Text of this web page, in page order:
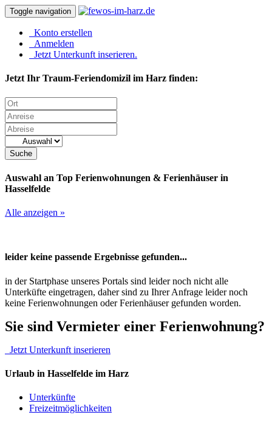
Toggle navigation
Konto erstellen
Anmelden
Jetzt Unterkunft inserieren.
Jetzt Ihr Traum-Feriendomizil im Harz finden:
Suche
Auswahl an Top Ferienwohnungen & Ferienhäuser in
Hasselfelde
Alle anzeigen »
leider keine passende Ergebnisse gefunden...
in der Startphase unseres Portals sind leider noch nicht alle
Unterküfte eingetragen, daher sind zu Ihrer Anfrage leider noch
keine Ferienwohnungen oder Ferienhäuser gefunden worden.
Sie sind Vermieter einer Ferienwohnung?
Jetzt Unterkunft inserieren
Urlaub in Hasselfelde im Harz
Unterkünfte
Freizeitmöglichkeiten